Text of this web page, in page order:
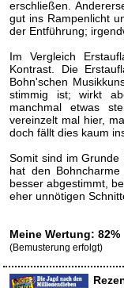
erschließen.
gut ins Rampenlicht
der Entführung;
Im Vergleich
Kontrast. Die
Bohn'schen
stimmig ist; wirkt
manchmal etwas
vereinzelt mal hier,
doch fällt dies kaum
Somit sind im Grunde
hat den
besser abgestimmt,
eher unnötigen
Meine Wertung: 82%
(Bemusterung erfolgt)